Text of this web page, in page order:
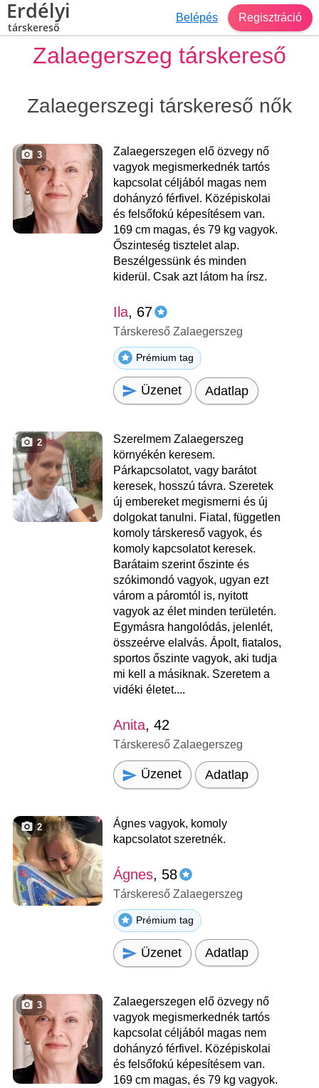
Erdélyi
társkereső
Belépés Regisztráció
Zalaegerszeg társkereső
Zalaegerszegi társkereső nők
3
Zalaegerszegen elő özvegy nő
vagyok megismerkednék tartós
kapcsolat céljából magas nem
dohányzó férfivel. Középiskolai
és felsőfokú képesítésem van.
169 cm magas, és 79 kg vagyok.
Őszinteség tisztelet alap.
Beszélgessünk és minden
kiderül. Csak azt látom ha írsz.
Ila, 67
Társkereső Zalaegerszeg
Prémium tag
Üzenet Adatlap
2
Szerelmem Zalaegerszeg
környékén keresem.
Párkapcsolatot, vagy barátot
keresek, hosszú távra. Szeretek
új embereket megismerni és új
dolgokat tanulni. Fiatal, független
komoly társkereső vagyok, és
komoly kapcsolatot keresek.
Barátaim szerint őszinte és
szókimondó vagyok, ugyan ezt
várom a páromtól is, nyitott
vagyok az élet minden területén.
Egymásra hangolódás, jelenlét,
összeérve elalvás. Ápolt, fiatalos,
sportos őszinte vagyok, aki tudja
mi kell a másiknak. Szeretem a
vidéki életet....
Anita, 42
Társkereső Zalaegerszeg
Üzenet Adatlap
2
Ágnes vagyok, komoly
kapcsolatot szeretnék.
Ágnes, 58
Társkereső Zalaegerszeg
Prémium tag
Üzenet Adatlap
3
Zalaegerszegen elő özvegy nő
vagyok megismerkednék tartós
kapcsolat céljából magas nem
dohányzó férfivel. Középiskolai
és felsőfokú képesítésem van.
169 cm magas, és 79 kg vagyok.